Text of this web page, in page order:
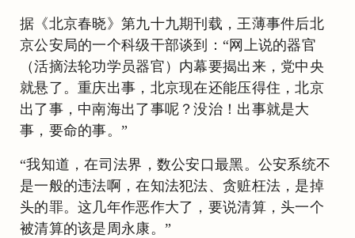
据《北京春晓》第九十九期刊载，王薄事件后北
京公安局的一个科级干部谈到：“网上说的器官
（活摘法轮功学员器官）内幕要揭出来，党中央
就悬了。重庆出事，北京现在还能压得住，北京
出了事，中南海出了事呢？没治！出事就是大
事，要命的事。”
“我知道，在司法界，数公安口最黑。公安系统不
是一般的违法啊，在知法犯法、贪赃枉法，是掉
头的罪。这几年作恶作大了，要说清算，头一个
被清算的该是周永康。”